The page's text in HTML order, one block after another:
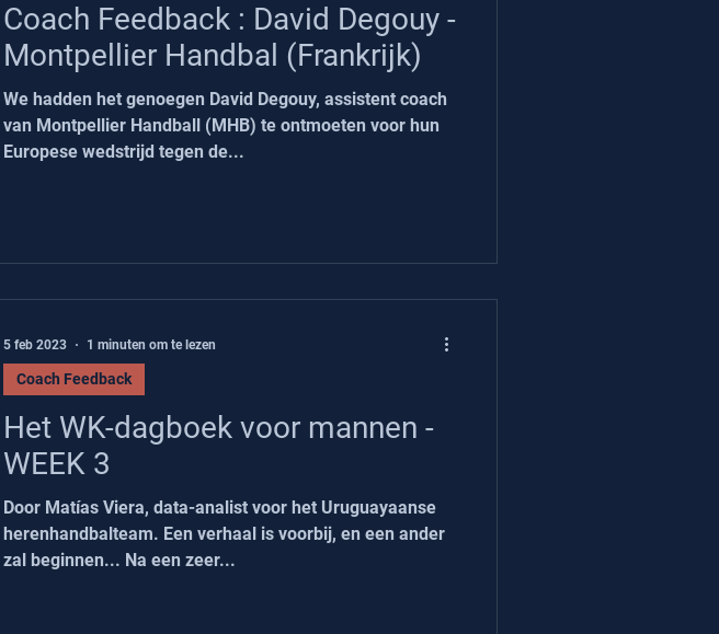
Coach Feedback : David Degouy -
Montpellier Handbal (Frankrijk)
We hadden het genoegen David Degouy, assistent coach
van Montpellier Handball (MHB) te ontmoeten voor hun
Europese wedstrijd tegen de...
Het WK-dagboek voor mannen -
WEEK 3
Door Matías Viera, data-analist voor het Uruguayaanse
herenhandbalteam. Een verhaal is voorbij, en een ander
zal beginnen... Na een zeer...
Coach Feedback
5 feb 2023 1 minuten om te lezen